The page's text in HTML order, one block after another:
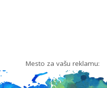
Mesto za vašu reklamu: